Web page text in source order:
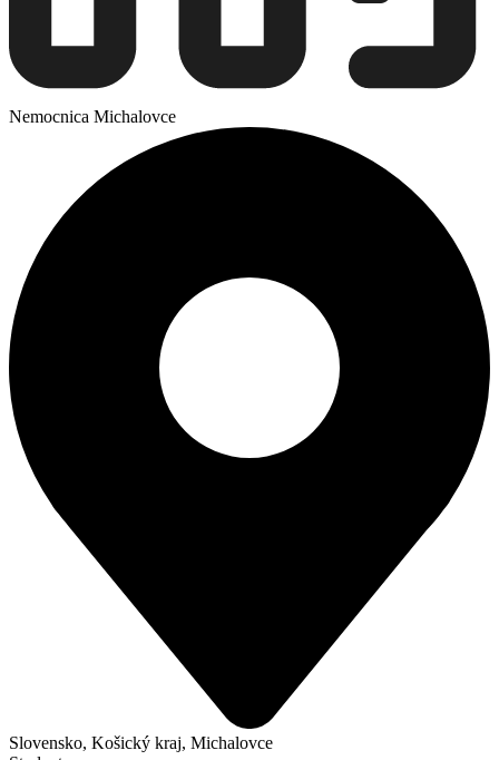
Nemocnica Michalovce
Slovensko, Košický kraj, Michalovce